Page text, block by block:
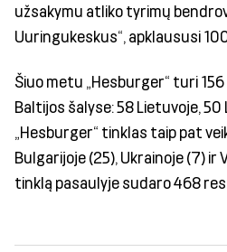
užsakymu atliko tyrimų
Uuringukeskus“, apklaususi
Šiuo metu „Hesburger“ turi
Baltijos šalyse: 58 Lietuvoje, 50
„Hesburger“ tinklas taip pat
Bulgarijoje (25), Ukrainoje (7) ir
tinklą pasaulyje sudaro 468